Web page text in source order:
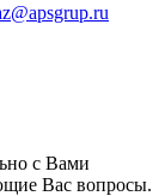
с Вами
Вас вопросы.